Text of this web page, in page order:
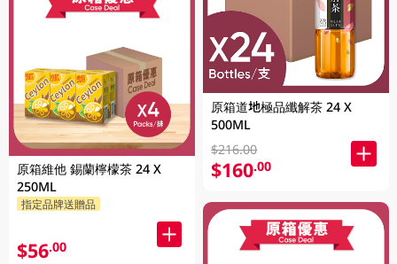
原箱維他 錫蘭檸檬茶 24 X
250ML
指定品牌送贈品
$56.00
原箱道地極品纖解茶 24 X
500ML
$216.00
$160.00